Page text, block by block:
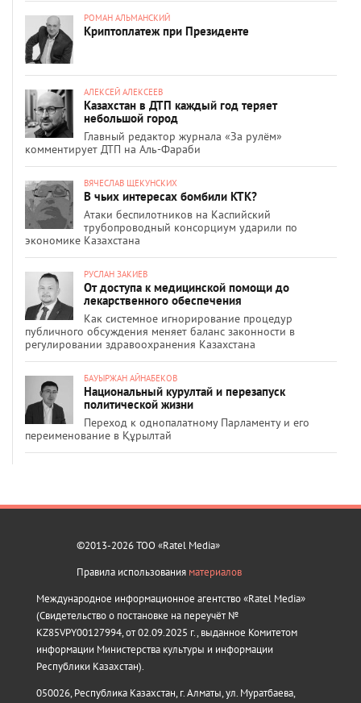
РОМАН АЛЬМАНСКИЙ
Криптоплатеж при Президенте
АЛЕКСЕЙ АЛЕКСЕЕВ
Казахстан в ДТП каждый год теряет
небольшой город
Главный редактор журнала «За рулём»
комментирует ДТП на Аль-Фараби
ВЯЧЕСЛАВ ЩЕКУНСКИХ
В чьих интересах бомбили КТК?
Атаки беспилотников на Каспийский
трубопроводный консорциум ударили по
экономике Казахстана
РУСЛАН ЗАКИЕВ
От доступа к медицинской помощи до
лекарственного обеспечения
Как системное игнорирование процедур
публичного обсуждения меняет баланс законности в
регулировании здравоохранения Казахстана
БАУЫРЖАН АЙНАБЕКОВ
Национальный курултай и перезапуск
политической жизни
Переход к однопалатному Парламенту и его
переименование в Құрылтай
©2013-2026 ТОО «Ratel Media»
Правила использования материалов
Международное информационное агентство «Ratel Media»
(Свидетельство о постановке на переучёт №
KZ85VPY00127994, от 02.09.2025 г., выданное Комитетом
информации Министерства культуры и информации
Республики Казахстан).
050026, Республика Казахстан, г. Алматы, ул. Муратбаева,